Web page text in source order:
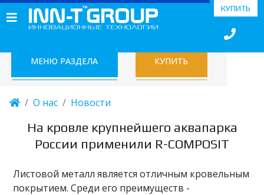
КУПИТЬ
МЕНЮ РАЗДЕЛА КУПИТЬ
О нас Новости
На кровле крупнейшего аквапарка
России применили R-COMPOSIT
Листовой металл является отличным кровельным
покрытием. Среди его преимуществ -